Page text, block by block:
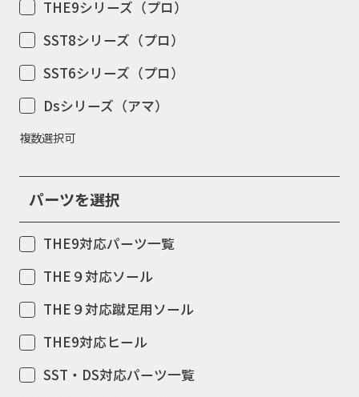
THE9シリーズ（プロ）
SST8シリーズ（プロ）
SST6シリーズ（プロ）
Dsシリーズ（アマ）
複数選択可
パーツを選択
THE9対応パーツ一覧
THE９対応ソール
THE９対応蹴足用ソール
THE9対応ヒール
SST・DS対応パーツ一覧